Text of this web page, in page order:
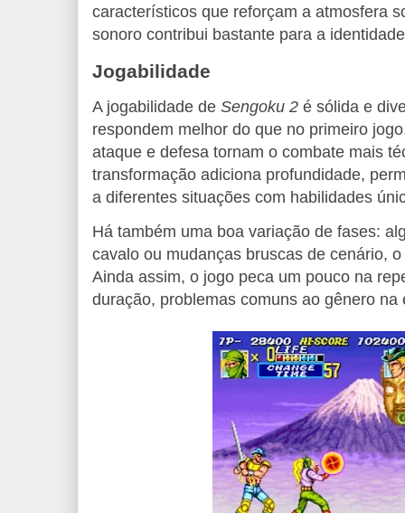
característicos que reforçam a atmosfera
sonoro contribui bastante para a
Jogabilidade
A jogabilidade de Sengoku 2 é sólida e
respondem melhor do que no primeiro
ataque e defesa tornam o combate mais
transformação adiciona profundidade,
a diferentes situações com habilidades
Há também uma boa variação de fases:
cavalo ou mudanças bruscas de cenário,
Ainda assim, o jogo peca um pouco na
duração, problemas comuns ao gênero na